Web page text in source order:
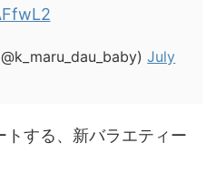
July
トする、新バラエティー